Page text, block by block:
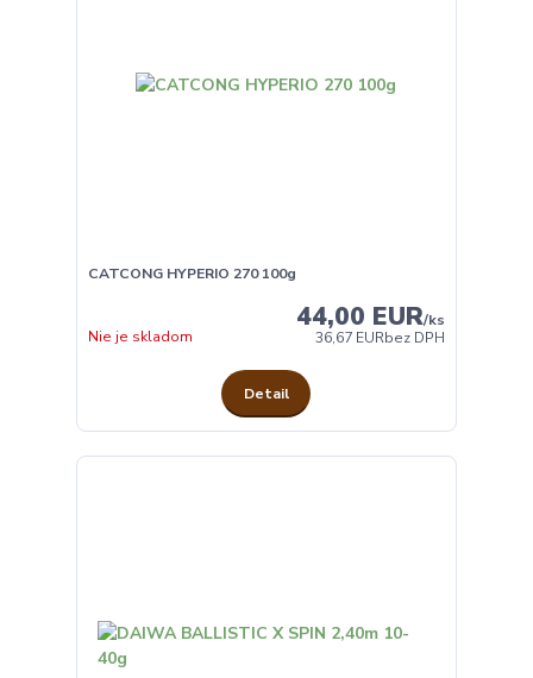
CATCONG HYPERIO 270 100g
44,00 EUR/ks
36,67 EURbez DPH
Nie je skladom
Detail